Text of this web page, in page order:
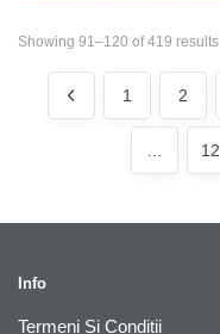
Showing 91–120 of 419 results
1 2
12
Info
Termeni Si Conditii